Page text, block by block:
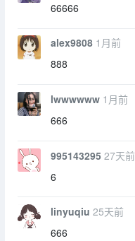
66666
alex9808 1月前
888
lwwwwww 1月前
666
995143295 27天前
6
linyuqiu 25天前
666